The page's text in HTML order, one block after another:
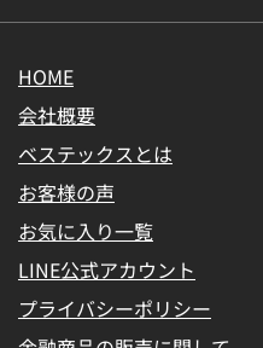
HOME
会社概要
ベステックスとは
お客様の声
お気に入り一覧
LINE公式アカウント
プライバシーポリシー